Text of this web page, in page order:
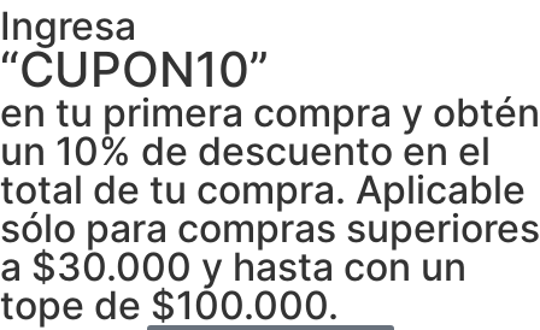
Ingresa
“CUPON10”
en tu primera compra y obtén
un 10% de descuento en el
total de tu compra. Aplicable
sólo para compras superiores
a $30.000 y hasta con un
tope de $100.000.